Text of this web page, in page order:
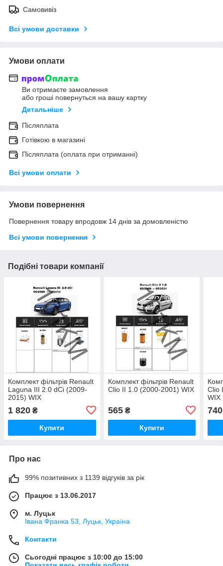
Самовивіз
Всі умови доставки
Умови оплати
Ви отримаєте замовлення
або гроші повернуться на вашу картку
Детальніше
Післяплата
Готівкою в магазині
Післяплата (оплата при отриманні)
Всі умови оплати
Умови повернення
Повернення товару впродовж 14 днів за домовленістю
Всі умови повернення
Подібні товари компанії
Комплект фільтрів Renault
Laguna III 2.0 dCi (2009-
2015) WIX
1 820 ₴
Купити
Комплект фільтрів Renault
Clio II 1.0 (2000-2001) WIX
565₴
Купити
Clio
WIX
740
Про нас
99% позитивних з 1139 відгуків за рік
Працює з 13.06.2017
м. Луцьк
Івана Франка 53, Луцьк, Україна
Контакти
Сьогодні працює з 10:00 до 15:00